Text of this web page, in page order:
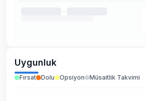
Uygunluk
Fırsat Dolu Opsiyon Müsaitlik Takvimi